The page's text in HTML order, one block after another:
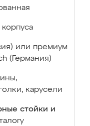
или премиум
(Германия)
карусели
стойки и